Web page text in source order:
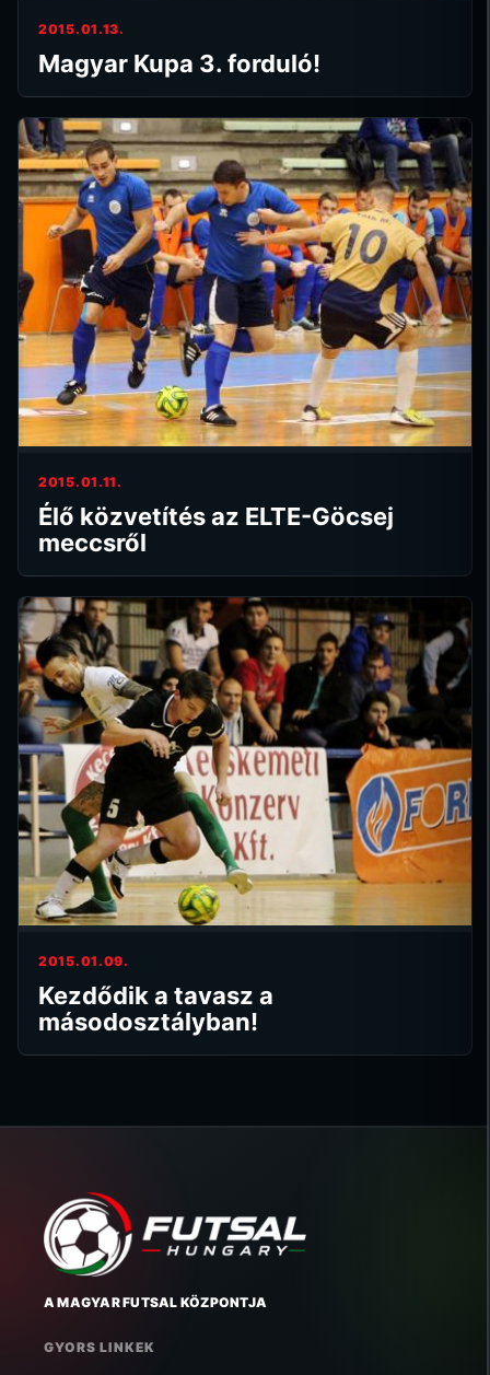
2015.01.13.
Magyar Kupa 3. forduló!
2015.01.11.
Élő közvetítés az ELTE-Göcsej
meccsről
2015.01.09.
Kezdődik a tavasz a
másodosztályban!
A MAGYAR FUTSAL KÖZPONTJA
GYORS LINKEK